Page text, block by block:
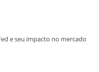
e seu impacto no mercado